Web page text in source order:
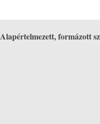
Alapértelmezett, formázott